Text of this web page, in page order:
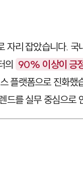
자리 잡았습니다. 국
의 90% 이상이 긍
플랫폼으로 진화했
드를 실무 중심으로